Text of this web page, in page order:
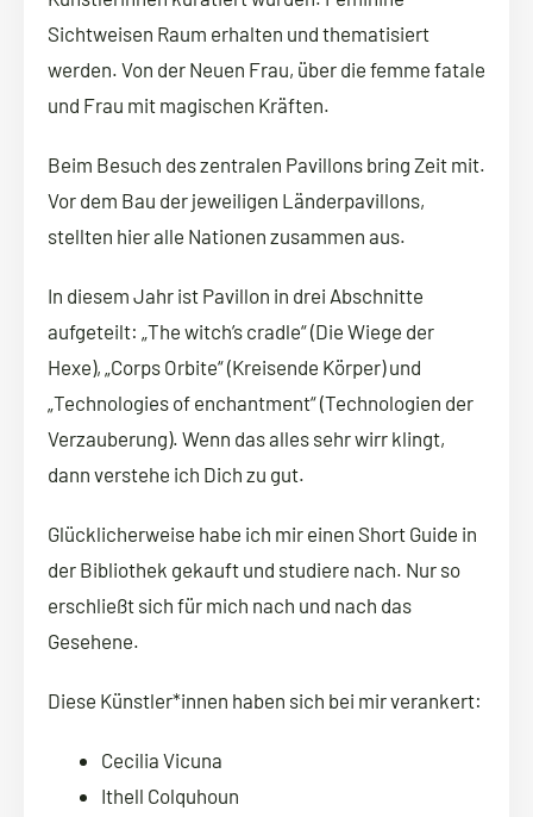
Sichtweisen Raum erhalten und thematisiert
werden. Von der Neuen Frau, über die femme fatale
und Frau mit magischen Kräften.
Beim Besuch des zentralen Pavillons bring Zeit mit.
Vor dem Bau der jeweiligen Länderpavillons,
stellten hier alle Nationen zusammen aus.
In diesem Jahr ist Pavillon in drei Abschnitte
aufgeteilt: „The witch’s cradle“ (Die Wiege der
Hexe), „Corps Orbite“ (Kreisende Körper) und
„Technologies of enchantment“ (Technologien der
Verzauberung). Wenn das alles sehr wirr klingt,
dann verstehe ich Dich zu gut.
Glücklicherweise habe ich mir einen Short Guide in
der Bibliothek gekauft und studiere nach. Nur so
erschließt sich für mich nach und nach das
Gesehene.
Diese Künstler*innen haben sich bei mir verankert:
Cecilia Vicuna
Ithell Colquhoun